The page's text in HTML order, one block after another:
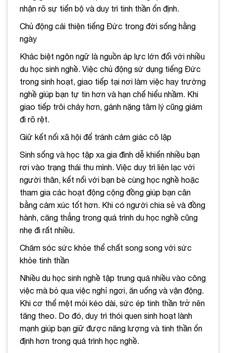
nhận rõ sự tiến bộ và duy trì tinh thần ổn định.
Chủ động cải thiện tiếng Đức trong đời sống hằng
ngày
Khác biệt ngôn ngữ là nguồn áp lực lớn đối với nhiều
du học sinh nghề. Việc chủ động sử dụng tiếng Đức
trong sinh hoạt, giao tiếp tại nơi làm việc hay trường
nghề giúp bạn tự tin hơn và hạn chế hiểu nhầm. Khi
giao tiếp trôi chảy hơn, gánh nặng tâm lý cũng giảm
đi rõ rệt.
Giữ kết nối xã hội để tránh cảm giác cô lập
Sinh sống và học tập xa gia đình dễ khiến nhiều bạn
rơi vào trạng thái thu mình. Việc duy trì liên lạc với
người thân, kết nối với bạn bè cùng học nghề hoặc
tham gia các hoạt động cộng đồng giúp bạn cân
bằng cảm xúc tốt hơn. Khi có người chia sẻ và đồng
hành, căng thẳng trong quá trình du học nghề cũng
nhẹ đi rất nhiều.
Chăm sóc sức khỏe thể chất song song với sức
khỏe tinh thần
Nhiều du học sinh nghề tập trung quá nhiều vào công
việc mà bỏ qua việc nghỉ ngơi, ăn uống và vận động.
Khi cơ thể mệt mỏi kéo dài, sức ép tinh thần trở nên
tăng theo. Do đó, duy trì thói quen sinh hoạt lành
mạnh giúp bạn giữ được năng lượng và tinh thần ổn
định hơn trong quá trình học nghề.